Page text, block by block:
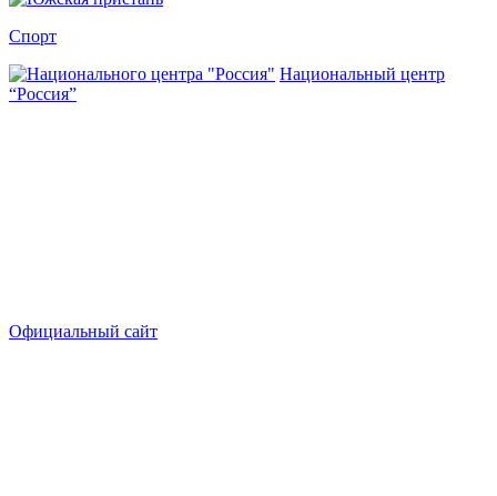
Спорт
Национальный центр
“Россия”
Официальный сайт